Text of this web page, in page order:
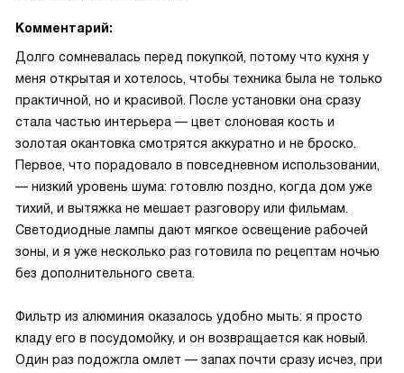
Комментарий:
Долго сомневалась перед покупкой, потому что кухня у
меня открытая и хотелось, чтобы техника была не только
практичной, но и красивой. После установки она сразу
стала частью интерьера — цвет слоновая кость и
золотая окантовка смотрятся аккуратно и не броско.
Первое, что порадовало в повседневном использовании,
— низкий уровень шума: готовлю поздно, когда дом уже
тихий, и вытяжка не мешает разговору или фильмам.
Светодиодные лампы дают мягкое освещение рабочей
зоны, и я уже несколько раз готовила по рецептам ночью
без дополнительного света.
Фильтр из алюминия оказалось удобно мыть: я просто
кладу его в посудомойку, и он возвращается как новый.
Один раз подожгла омлет — запах почти сразу исчез, при